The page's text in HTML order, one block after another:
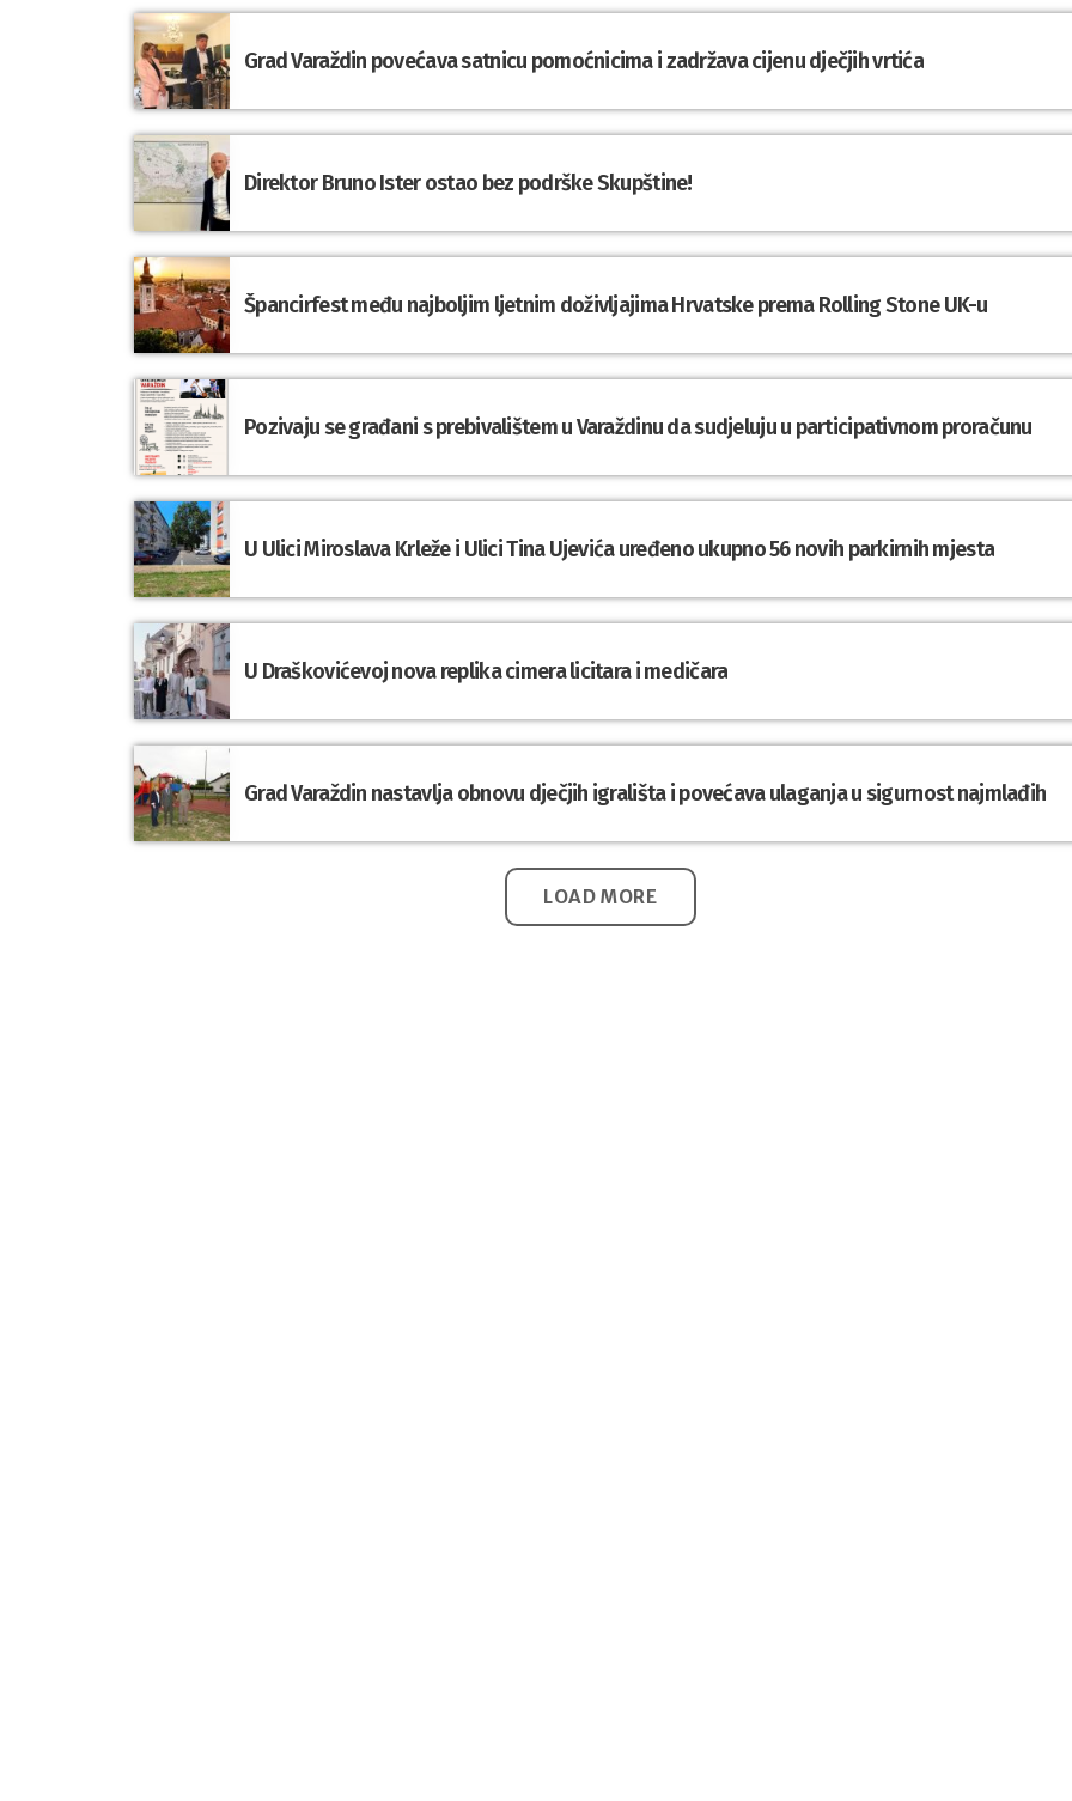
Grad Varaždin povećava satnicu pomoćnicima i zadržava cijenu dječjih vrtića
Direktor Bruno Ister ostao bez podrške Skupštine!
Špancirfest među najboljim ljetnim doživljajima Hrvatske prema Rolling Stone UK-u
Pozivaju se građani s prebivalištem u Varaždinu da sudjeluju u participativnom proračunu
U Ulici Miroslava Krleže i Ulici Tina Ujevića uređeno ukupno 56 novih parkirnih mjesta
U Draškovićevoj nova replika cimera licitara i medičara
Grad Varaždin nastavlja obnovu dječjih igrališta i povećava ulaganja u sigurnost najmlađih
LOAD MORE